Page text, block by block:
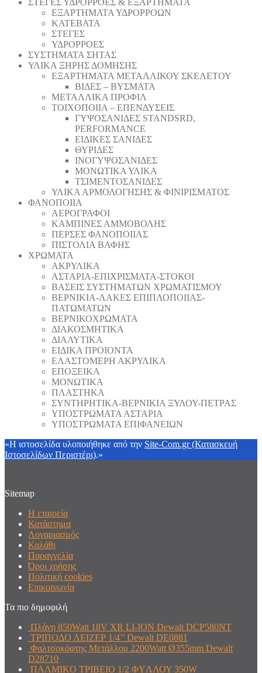
ΕΞΑΡΤΗΜΑΤΑ ΥΔΡΟΡΡΟΩΝ
ΚΑΤΕΒΑΤΑ
ΣΤΕΓΕΣ
ΥΔΡΟΡΡΟΕΣ
ΣΥΣΤΗΜΑΤΑ ΣΗΤΑΣ
ΥΛΙΚΑ ΞΗΡΗΣ ΔΟΜΗΣΗΣ
ΕΞΑΡΤΗΜΑΤΑ ΜΕΤΑΛΛΙΚΟΥ ΣΚΕΛΕΤΟΥ
ΒΙΔΕΣ – ΒΥΣΜΑΤΑ
ΜΕΤΑΛΛΙΚΑ ΠΡΟΦΙΛ
ΤΟΙΧΟΠΟΙΙΑ – ΕΠΕΝΔΥΣΕΙΣ
ΓΥΨΟΣΑΝΙΔΕΣ STANDSRD,
PERFORMANCE
ΕΙΔΙΚΕΣ ΣΑΝΙΔΕΣ
ΘΥΡΙΔΕΣ
ΙΝΟΓΥΨΟΣΑΝΙΔΕΣ
ΜΟΝΩΤΙΚΑ ΥΛΙΚΑ
ΤΣΙΜΕΝΤΟΣΑΝΙΔΕΣ
ΥΛΙΚΑ ΑΡΜΟΛΟΓΗΣΗΣ & ΦΙΝΙΡΙΣΜΑΤΟΣ
ΦΑΝΟΠΟΙΙΑ
ΑΕΡΟΓΡΑΦΟΙ
ΚΑΜΠΙΝΕΣ ΑΜΜΟΒΟΛΗΣ
ΠΕΡΣΕΣ ΦΑΝΟΠΟΙΙΑΣ
ΠΙΣΤΟΛΙΑ ΒΑΦΗΣ
ΧΡΩΜΑΤΑ
ΑΚΡΥΛΙΚΑ
ΑΣΤΑΡΙΑ-ΕΠΙΧΡΙΣΜΑΤΑ-ΣΤΟΚΟΙ
ΒΑΣΕΙΣ ΣΥΣΤΗΜΑΤΩΝ ΧΡΩΜΑΤΙΣΜΟΥ
ΒΕΡΝΙΚΙΑ-ΛΑΚΕΣ ΕΠΙΠΛΟΠΟΙΙΑΣ-
ΠΑΤΩΜΑΤΩΝ
ΒΕΡΝΙΚΟΧΡΩΜΑΤΑ
ΔΙΑΚΟΣΜΗΤΙΚΑ
ΔΙΑΛΥΤΙΚΑ
ΕΙΔΙΚΑ ΠΡΟΙΟΝΤΑ
ΕΛΑΣΤΟΜΕΡΗ ΑΚΡΥΛΙΚΑ
ΕΠΟΞΕΙΚΑ
ΜΟΝΩΤΙΚΑ
ΠΛΑΣΤΗΚΑ
ΣΥΝΤΗΡΗΤΙΚΑ-ΒΕΡΝΙΚΙΑ ΞΥΛΟΥ-ΠΕΤΡΑΣ
ΥΠΟΣΤΡΩΜΑΤΑ ΑΣΤΑΡΙΑ
ΥΠΟΣΤΡΩΜΑΤΑ ΕΠΙΦΑΝΕΙΩΝ
«Η ιστοσελίδα υλοποιήθηκε από την Site-Com.gr (Κατασκευή
Ιστοσελίδων Περιστέρι).»
Sitemap
Η εταιρεία
Κατάστημα
Λογαριασμός
Καλάθι
Παραγγελία
Όροι χρήσης
Πολιτική cookies
Επικοινωνία
Τα πιο δημοφιλή
Πλάνη 850Watt 18V XR LI-ION Dewalt DCP580NT
ΤΡΙΠΟΔΟ ΛΕΙΖΕΡ 1/4’’ Dewalt DE0881
Φαλτσοκόφτης Μετάλλου 2200Watt Ø355mm Dewalt
D28710
ΠΑΛΜΙΚO ΤΡΙΒΕIΟ 1/2 ΦYΛΛΟΥ 350W